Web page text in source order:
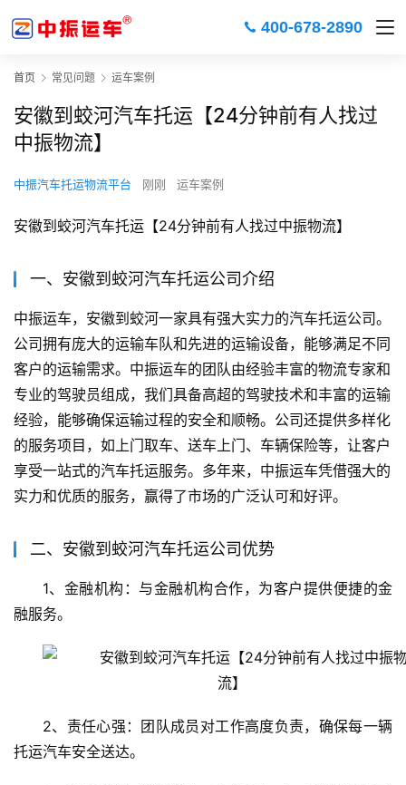
400-678-2890
首页 常见问题 运车案例
安徽到蛟河汽车托运【24分钟前有人找过
中振物流】
中振汽车托运物流平台 刚刚 运车案例
安徽到蛟河汽车托运【24分钟前有人找过中振物流】
一、安徽到蛟河汽车托运公司介绍
中振运车，安徽到蛟河一家具有强大实力的汽车托运公司。
公司拥有庞大的运输车队和先进的运输设备，能够满足不同
客户的运输需求。中振运车的团队由经验丰富的物流专家和
专业的驾驶员组成，我们具备高超的驾驶技术和丰富的运输
经验，能够确保运输过程的安全和顺畅。公司还提供多样化
的服务项目，如上门取车、送车上门、车辆保险等，让客户
享受一站式的汽车托运服务。多年来，中振运车凭借强大的
实力和优质的服务，赢得了市场的广泛认可和好评。
二、安徽到蛟河汽车托运公司优势
1、金融机构：与金融机构合作，为客户提供便捷的金
融服务。
2、责任心强：团队成员对工作高度负责，确保每一辆
托运汽车安全送达。